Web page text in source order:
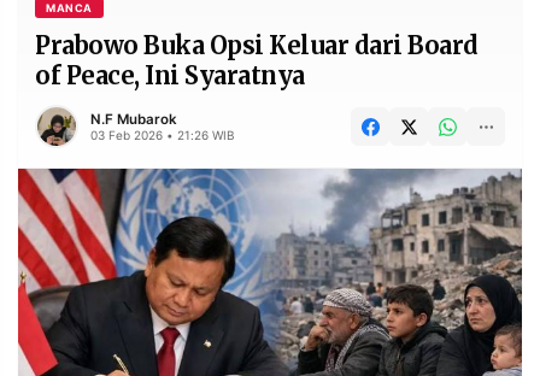
RUBRIKASI
EDITORIAL AKSARA
DAERAH NASIONAL
MANCA SPORT
INFORMASI
MANCA
Prabowo Buka Opsi Keluar dari Board
of Peace, Ini Syaratnya
N.F Mubarok
03 Feb 2026 • 21:26 WIB